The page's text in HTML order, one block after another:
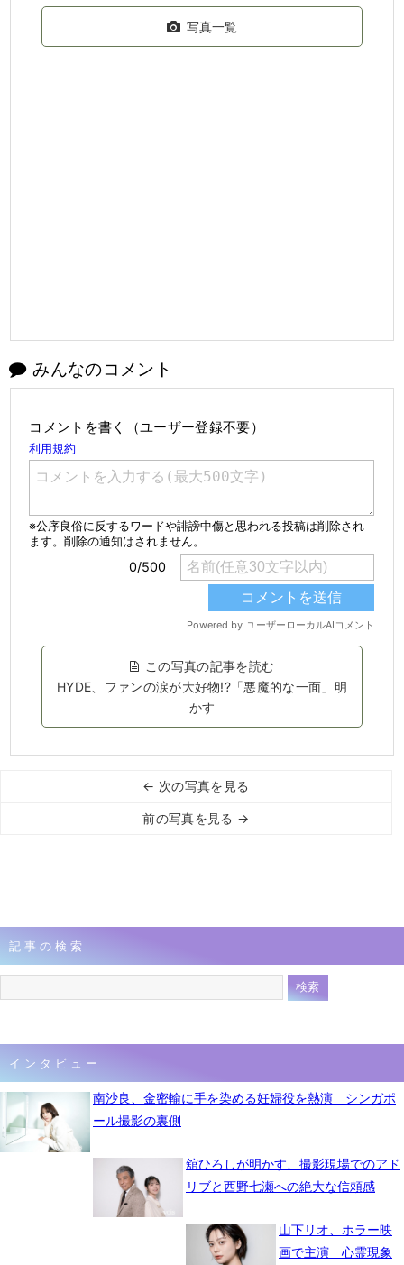
写真一覧
みんなのコメント
コメントを書く（ユーザー登録不要）
この写真の記事を読む
HYDE、ファンの涙が大好物!?「悪魔的な一面」明
かす
← 次の写真を見る
前の写真を見る →
記事の検索
インタビュー
南沙良、金密輸に手を染める妊婦役を熱演 シンガポ
ール撮影の裏側
舘ひろしが明かす、撮影現場でのアド
リブと西野七瀬への絶大な信頼感
山下リオ、ホラー映
画で主演 心霊現象